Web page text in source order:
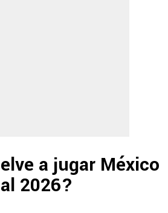
a jugar México
2026?